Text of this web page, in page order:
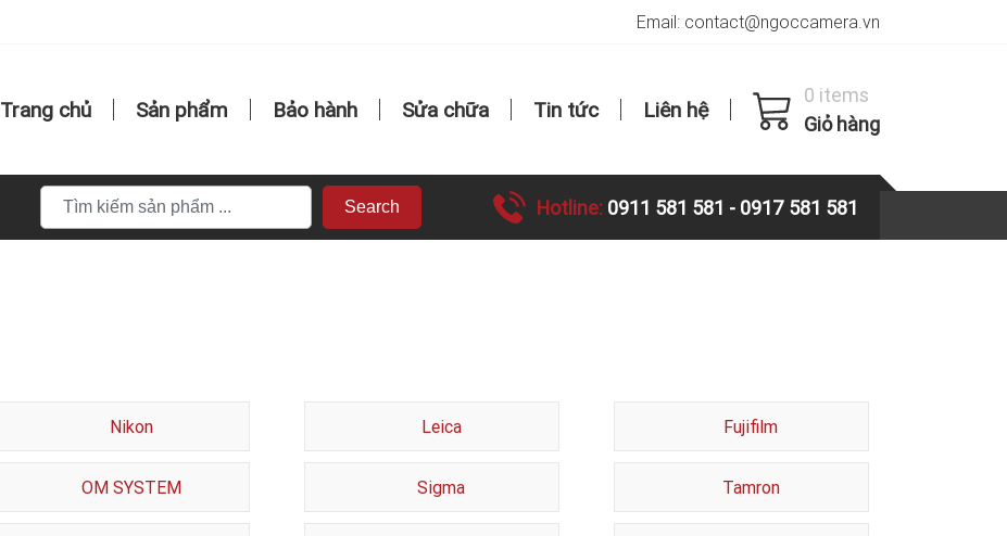
Email: contact@ngoccamera.vn
Trang chủ Sản phẩm Bảo hành Sửa chữa Tin tức Liên hệ
0 items
Giỏ hàng
Search Hotline: 0911 581 581 - 0917 581 581
Nikon Leica Fujifilm
OM SYSTEM Sigma Tamron